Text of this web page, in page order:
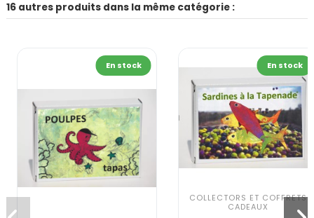
16 autres produits dans la même catégorie :
En stock En stock
COLLECTORS ET COFFRETS
CADEAUX